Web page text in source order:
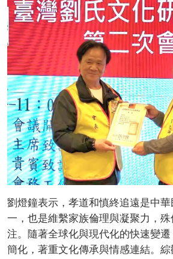
劉燈鐘表示，孝道和慎終追遠是中
一，也是維繫家族倫理與凝聚力，
注。隨著全球化與現代化的快速變
簡化，著重文化傳承與情感連結。